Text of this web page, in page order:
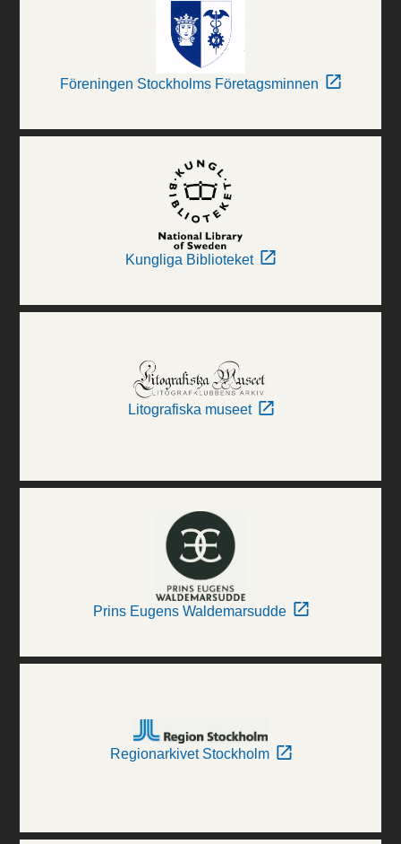
Föreningen Stockholms Företagsminnen
Kungliga Biblioteket
Litografiska museet
Prins Eugens Waldemarsudde
Regionarkivet Stockholm